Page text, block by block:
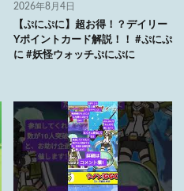
2026年8月4日
【ぷにぷに】超お得！？デイリー
Yポイントカード解説！！ #ぷにぷ
に #妖怪ウォッチぷにぷに